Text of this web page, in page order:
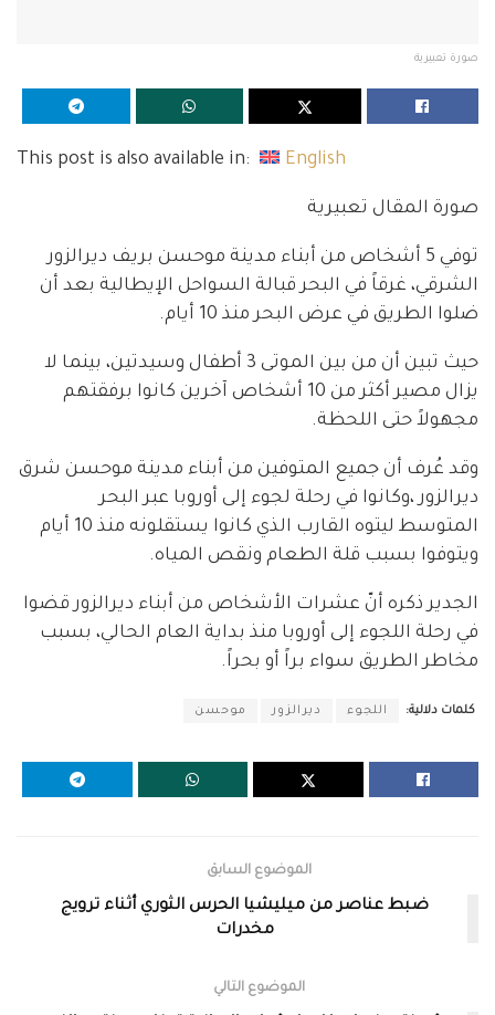
صورة تعبيرية
This post is also available in: English
صورة المقال تعبيرية
توفي 5 أشخاص من أبناء مدينة موحسن بريف ديرالزور
الشرقي، غرقاً في البحر قبالة السواحل الإيطالية بعد أن
ضلوا الطريق في عرض البحر منذ 10 أيام.
حيث تبين أن من بين الموتى 3 أطفال وسيدتين، بينما لا
يزال مصير أكثر من 10 أشخاص آخرين كانوا برفقتهم
مجهولاً حتى اللحظة.
وقد عُرف أن جميع المتوفين من أبناء مدينة موحسن شرق
ديرالزور ،وكانوا في رحلة لجوء إلى أوروبا عبر البحر
المتوسط ليتوه القارب الذي كانوا يستقلونه منذ 10 أيام
ويتوفوا بسبب قلة الطعام ونقص المياه.
الجدير ذكره أنّ عشرات الأشخاص من أبناء ديرالزور قضوا
في رحلة اللجوء إلى أوروبا منذ بداية العام الحالي، بسبب
مخاطر الطريق سواء براً أو بحراً.
كلمات دلالية: اللجوء ديرالزور موحسن
الموضوع السابق
ضبط عناصر من ميليشيا الحرس الثوري أثناء ترويج
مخدرات
الموضوع التالي